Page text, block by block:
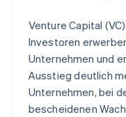
Venture Capital
Investoren
Unternehmen und
Ausstieg deutlich
Unternehmen, bei
bescheidenen